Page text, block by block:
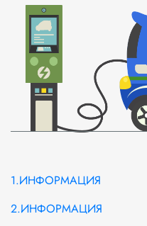
1.ИНФОРМАЦИЯ
2.ИНФОРМАЦИЯ